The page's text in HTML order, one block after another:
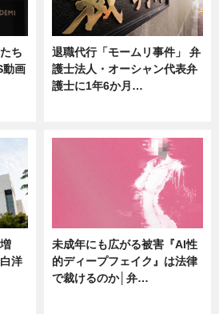
ち
動画
退職代行「モームリ事件」 弁
護士法人・オーシャン代表弁
護士に1年6か月…
洋
未成年にも広がる被害『AI性
的ディープフェイク』は法律
で裁けるのか│弁…